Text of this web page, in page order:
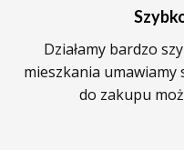
Działamy bardzo
mieszkania umawiamy
do zakupu